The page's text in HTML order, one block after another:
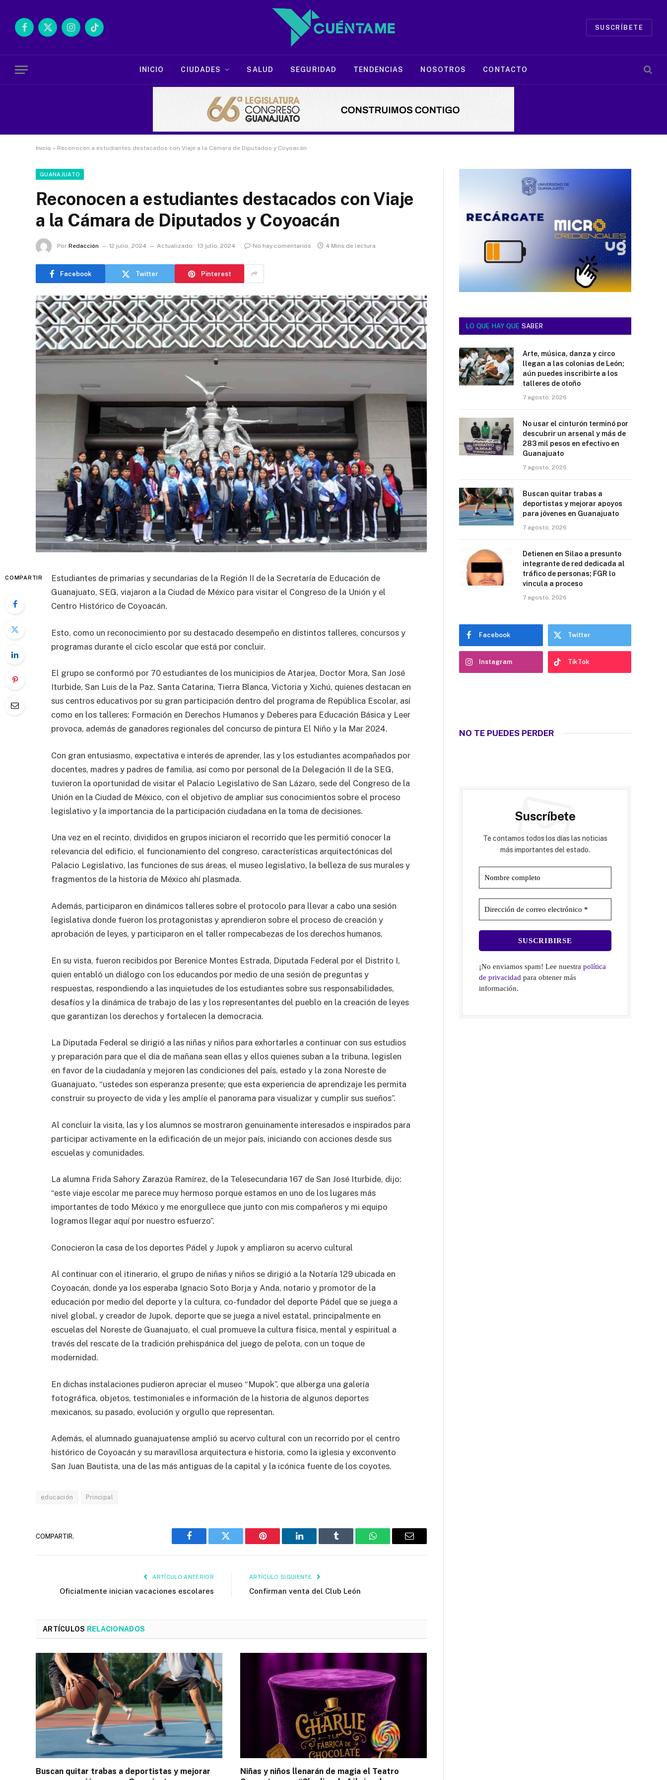
Facebook
X
InstagramTikTok
SUSCRÍBETE
INICIO CIUDADES SALUD SEGURIDAD TENDENCIAS NOSOTROS CONTACTO
Inicio » Reconocen a estudiantes destacados con Viaje a la Cámara de Diputados y Coyoacán
GUANAJUATO
Reconocen a estudiantes destacados con Viaje
a la Cámara de Diputados y Coyoacán
Por Redacción 12 julio, 2024 Actualizado: 13 julio, 2024 No hay comentarios 4 Mins de lectura
Facebook Twitter Pinterest
COMPARTIR
Estudiantes de primarias y secundarias de la Región II de la Secretaría de Educación de
Guanajuato, SEG, viajaron a la Ciudad de México para visitar el Congreso de la Unión y el
Centro Histórico de Coyoacán.
Esto, como un reconocimiento por su destacado desempeño en distintos talleres, concursos y
programas durante el ciclo escolar que está por concluir.
El grupo se conformó por 70 estudiantes de los municipios de Atarjea, Doctor Mora, San José
Iturbide, San Luis de la Paz, Santa Catarina, Tierra Blanca, Victoria y Xichú, quienes destacan en
sus centros educativos por su gran participación dentro del programa de República Escolar, así
como en los talleres: Formación en Derechos Humanos y Deberes para Educación Básica y Leer
provoca, además de ganadores regionales del concurso de pintura El Niño y la Mar 2024.
Con gran entusiasmo, expectativa e interés de aprender, las y los estudiantes acompañados por
docentes, madres y padres de familia, así como por personal de la Delegación II de la SEG,
tuvieron la oportunidad de visitar el Palacio Legislativo de San Lázaro, sede del Congreso de la
Unión en la Ciudad de México, con el objetivo de ampliar sus conocimientos sobre el proceso
legislativo y la importancia de la participación ciudadana en la toma de decisiones.
Una vez en el recinto, divididos en grupos iniciaron el recorrido que les permitió conocer la
relevancia del edificio, el funcionamiento del congreso, características arquitectónicas del
Palacio Legislativo, las funciones de sus áreas, el museo legislativo, la belleza de sus murales y
fragmentos de la historia de México ahí plasmada.
Además, participaron en dinámicos talleres sobre el protocolo para llevar a cabo una sesión
legislativa donde fueron los protagonistas y aprendieron sobre el proceso de creación y
aprobación de leyes, y participaron en el taller rompecabezas de los derechos humanos.
En su vista, fueron recibidos por Berenice Montes Estrada, Diputada Federal por el Distrito I,
quien entabló un diálogo con los educandos por medio de una sesión de preguntas y
respuestas, respondiendo a las inquietudes de los estudiantes sobre sus responsabilidades,
desafíos y la dinámica de trabajo de las y los representantes del pueblo en la creación de leyes
que garantizan los derechos y fortalecen la democracia.
La Diputada Federal se dirigió a las niñas y niños para exhortarles a continuar con sus estudios
y preparación para que el día de mañana sean ellas y ellos quienes suban a la tribuna, legislen
en favor de la ciudadanía y mejoren las condiciones del país, estado y la zona Noreste de
Guanajuato, “ustedes son esperanza presente; que esta experiencia de aprendizaje les permita
construir su proyecto de vida y les amplíe el panorama para visualizar y cumplir sus sueños”.
Al concluir la visita, las y los alumnos se mostraron genuinamente interesados e inspirados para
participar activamente en la edificación de un mejor país, iniciando con acciones desde sus
escuelas y comunidades.
La alumna Frida Sahory Zarazúa Ramírez, de la Telesecundaria 167 de San José Iturbide, dijo:
“este viaje escolar me parece muy hermoso porque estamos en uno de los lugares más
importantes de todo México y me enorgullece que junto con mis compañeros y mi equipo
logramos llegar aquí por nuestro esfuerzo”.
Conocieron la casa de los deportes Pádel y Jupok y ampliaron su acervo cultural
Al continuar con el itinerario, el grupo de niñas y niños se dirigió a la Notaría 129 ubicada en
Coyoacán, donde ya los esperaba Ignacio Soto Borja y Anda, notario y promotor de la
educación por medio del deporte y la cultura, co-fundador del deporte Pádel que se juega a
nivel global, y creador de Jupok, deporte que se juega a nivel estatal, principalmente en
escuelas del Noreste de Guanajuato, el cual promueve la cultura física, mental y espiritual a
través del rescate de la tradición prehispánica del juego de pelota, con un toque de
modernidad.
En dichas instalaciones pudieron apreciar el museo “Mupok”, que alberga una galería
fotográfica, objetos, testimoniales e información de la historia de algunos deportes
mexicanos, su pasado, evolución y orgullo que representan.
Además, el alumnado guanajuatense amplió su acervo cultural con un recorrido por el centro
histórico de Coyoacán y su maravillosa arquitectura e historia, como la iglesia y exconvento
San Juan Bautista, una de las más antiguas de la capital y la icónica fuente de los coyotes.
educación Principal
COMPARTIR.
Facebook Twitter Pinterest LinkedIn Tumblr WhatsAppEmail
ARTÍCULO ANTERIOR
Oficialmente inician vacaciones escolares
ARTÍCULO SIGUIENTE
Confirman venta del Club León
ARTÍCULOS RELACIONADOS
Buscan quitar trabas a deportistas y mejorar
Niñas y niños llenarán de magia el Teatro
LO QUE HAY QUE SABER
Arte, música, danza y circo
llegan a las colonias de León;
aún puedes inscribirte a los
talleres de otoño
7 agosto, 2026
No usar el cinturón terminó por
descubrir un arsenal y más de
283 mil pesos en efectivo en
Guanajuato
7 agosto, 2026
Buscan quitar trabas a
deportistas y mejorar apoyos
para jóvenes en Guanajuato
7 agosto, 2026
Detienen en Silao a presunto
integrante de red dedicada al
tráfico de personas; FGR lo
vincula a proceso
7 agosto, 2026
Facebook Twitter
Instagram TikTok
NO TE PUEDES PERDER
Suscríbete
Te contamos todos los días las noticias
más importantes del estado.
¡No enviamos spam! Lee nuestrapolítica
de privacidad para obtener más
información.